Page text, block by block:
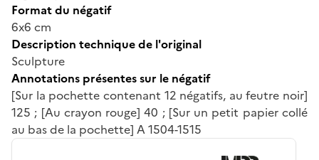
Format du négatif
6x6 cm
Description technique de l'original
Sculpture
Annotations présentes sur le négatif
[Sur la pochette contenant 12 négatifs, au feutre noir]
125 ; [Au crayon rouge] 40 ; [Sur un petit papier collé
au bas de la pochette] A 1504-1515